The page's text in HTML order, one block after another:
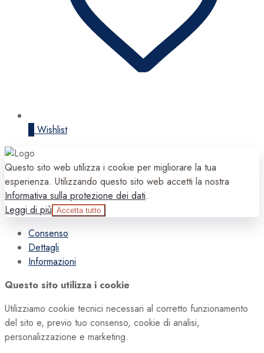
Wishlist
Questo sito web utilizza i cookie per migliorare la tua
esperienza. Utilizzando questo sito web accetti la nostra
Informativa sulla protezione dei dati.
Leggi di più Accetta tutto
Consenso
Dettagli
Informazioni
Questo sito utilizza i cookie
Utilizziamo cookie tecnici necessari al corretto funzionamento
del sito e, previo tuo consenso, cookie di analisi,
personalizzazione e marketing.